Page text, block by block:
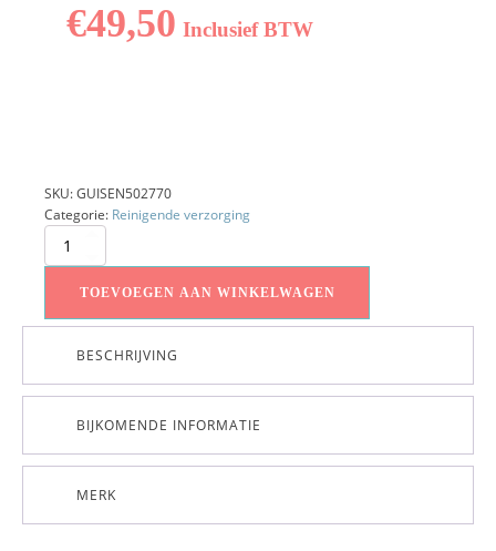
€49,50 Inclusief BTW
SKU:GUISEN502770
Categorie: Reinigende verzorging
Crème
Protection
Réparatrice
TOEVOEGEN AAN WINKELWAGEN
BESCHRIJVING
BIJKOMENDE INFORMATIE
MERK